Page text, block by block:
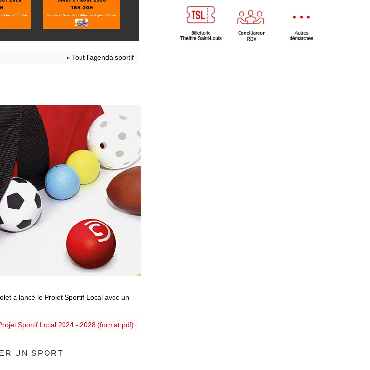
» Tout l'agenda sportif
a lancé le Projet Sportif Local avec un
Sportif Local 2024 - 2028 (format pdf)
UN SPORT